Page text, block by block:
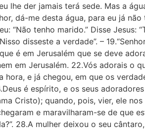
lhe der jamais terá sede. Mas a
dá-me desta água, para eu já
“Não tenho marido.” Disse
disseste a verdade”. –
é em Jerusalém que se deve
em Jerusalém. 22.Vós adorais o
hora, e já chegou, em que os
é espírito, e os seus
Cristo); quando, pois, vier, ele
e maravilharam-se de que
28.A mulher deixou o seu